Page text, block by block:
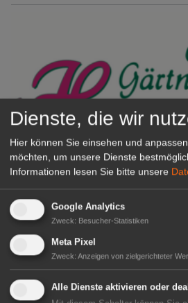
Gärtnerei Hanns
Mitarbeiter (m/w/d) für unsere
Herongen
GABOT
Dienste, die wir
Hier können Sie einsehen und
möchten, um unsere Dienste
Informationen lesen Sie bitte unsere
Google Analytics
Zweck: Besucher-Statistiken
Meta Pixel
Zweck: Anzeigen von zielgerichteter
Alle Dienste aktivieren oder